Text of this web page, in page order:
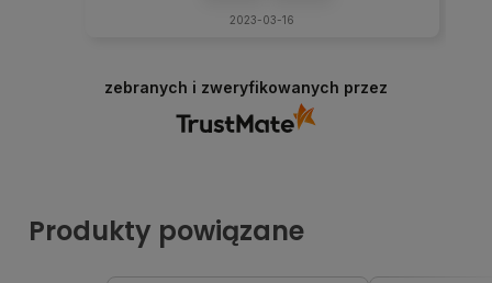
2023-03-16
zebranych i zweryfikowanych przez
Produkty powiązane